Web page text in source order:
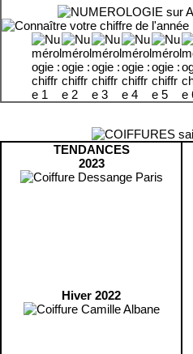
TENDANCES
2023
Hiver 2022